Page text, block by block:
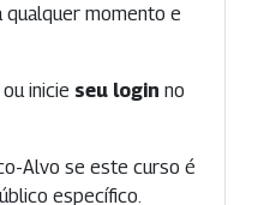
qualquer momento e
ou inicie seu login no
Alvo se este curso é
específico.